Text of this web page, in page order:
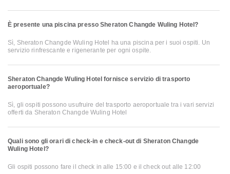
È presente una piscina presso Sheraton Changde Wuling Hotel?
Sì, Sheraton Changde Wuling Hotel ha una piscina per i suoi ospiti. Un
servizio rinfrescante e rigenerante per ogni ospite.
Sheraton Changde Wuling Hotel fornisce servizio di trasporto
aeroportuale?
Sì, gli ospiti possono usufruire del trasporto aeroportuale tra i vari servizi
offerti da Sheraton Changde Wuling Hotel
Quali sono gli orari di check-in e check-out di Sheraton Changde
Wuling Hotel?
Gli ospiti possono fare il check in alle 15:00 e il check out alle 12:00